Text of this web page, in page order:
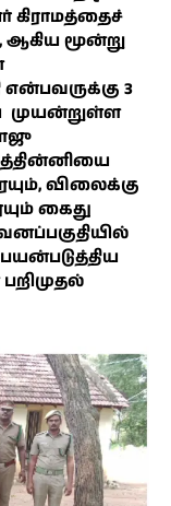
கிராமத்தைச்
ஆகிய மூன்று
என்பவருக்கு 3
முயன்றுள்ள
விலைக்கு
கைது